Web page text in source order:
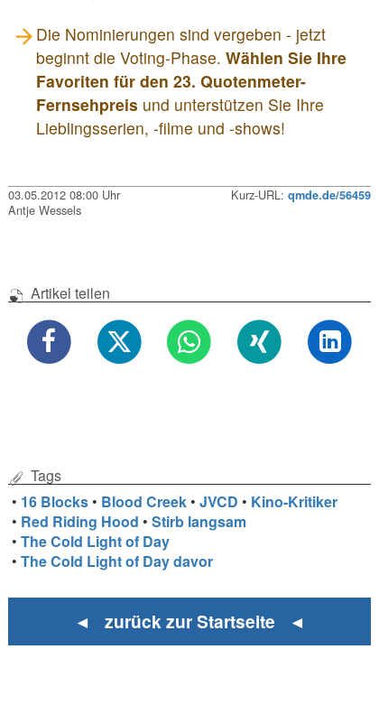
Die Nominierungen sind vergeben - jetzt
beginnt die Voting-Phase. Wählen Sie Ihre
Favoriten für den 23. Quotenmeter-
Fernsehpreis und unterstützen Sie Ihre
Lieblingsserien, -filme und -shows!
03.05.2012 08:00 Uhr Kurz-URL: qmde.de/56459
Antje Wessels
Artikel teilen
Tags
• 16 Blocks • Blood Creek •JVCD • Kino-Kritiker
• Red Riding Hood •Stirb langsam
•The Cold Light of Day
•The Cold Light of Day davor
◄ zurück zur Startseite ◄